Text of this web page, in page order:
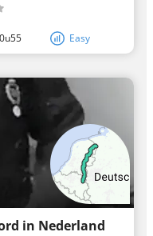
Easy
in Nederland